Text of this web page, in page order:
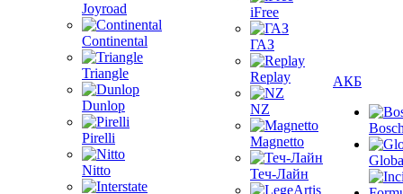
Joyroad
Continental
Triangle
Dunlop
Pirelli
Nitto
iFree
ГАЗ
Replay
NZ
Magnetto
Теч-Лайн
АКБ